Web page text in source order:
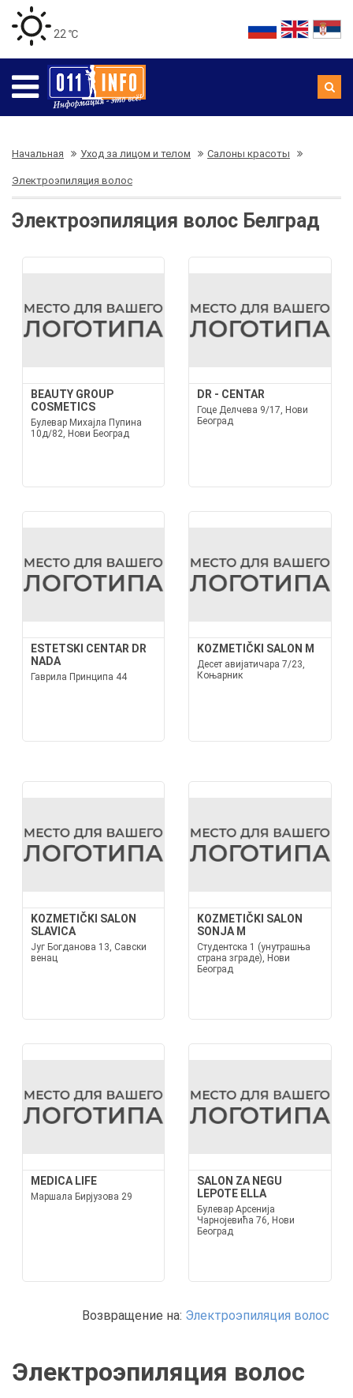
22 ℃
Начальная Уход за лицом и телом Салоны красоты
Электроэпиляция волос
Электроэпиляция волос Белград
BEAUTY GROUP
COSMETICS
Булевар Михајла Пупина
10д/82, Нови Београд
DR - CENTAR
Гоце Делчева 9/17, Нови
Београд
ESTETSKI CENTAR DR
NADA
Гаврила Принципа 44
KOZMETIČKI SALON M
Десет авијатичара 7/23,
Коњарник
KOZMETIČKI SALON
SLAVICA
Југ Богданова 13, Савски
венац
KOZMETIČKI SALON
SONJA M
Студентска 1 (унутрашња
страна зграде), Нови
Београд
MEDICA LIFE
Маршала Бирјузова 29
SALON ZA NEGU
LEPOTE ELLA
Булевар Арсенија
Чарнојевића 76, Нови
Београд
Возвращение на: Электроэпиляция волос
Электроэпиляция волос